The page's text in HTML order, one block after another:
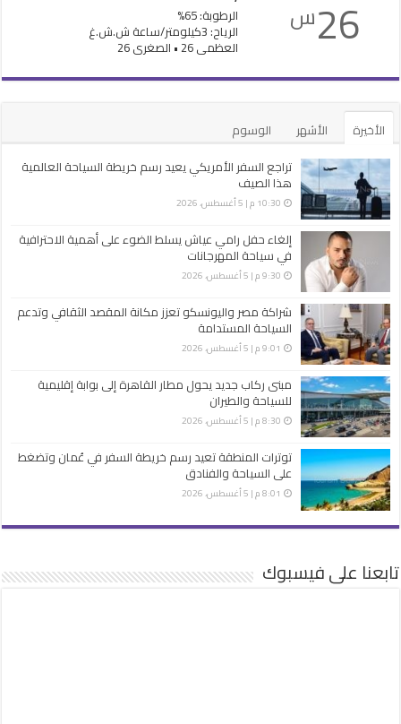
26س
الرطوبة: 65%
الرياح: 3كيلومتر/ساعة ش.ش.غ
العظمى 26 • الصغرى 26
الأخيرة الأشهر
الوسوم
تراجع السفر الأمريكي يعيد رسم خريطة السياحة العالمية
هذا الصيف
10:30 م | 5 أغسطس، 2026
إلغاء حفل رامي عياش يسلط الضوء على أهمية الاحترافية
في سياحة المهرجانات
9:30 م | 5 أغسطس، 2026
شراكة مصر واليونسكو تعزز مكانة المقصد الثقافي وتدعم
السياحة المستدامة
9:01 م | 5 أغسطس، 2026
مبنى ركاب جديد يحول مطار القاهرة إلى بوابة إقليمية
للسياحة والطيران
8:30 م | 5 أغسطس، 2026
توترات المنطقة تعيد رسم خريطة السفر في عُمان وتضغط
على السياحة والفنادق
8:01 م | 5 أغسطس، 2026
تابعنا على فيسبوك